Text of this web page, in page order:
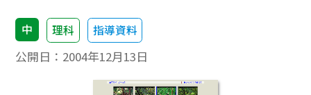
中 理科 指導資料
公開日： 2004年12月13日